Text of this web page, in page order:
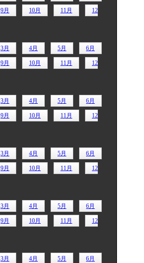
9月 10月 11月 12
3月 4月 5月 6月
9月 10月 11月 12
3月 4月 5月 6月
9月 10月 11月 12
3月 4月 5月 6月
9月 10月 11月 12
3月 4月 5月 6月
9月 10月 11月 12
3月 4月 5月 6月